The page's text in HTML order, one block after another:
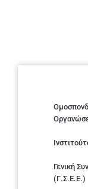
Γενική
(Γ.Σ.Ε.Ε.)